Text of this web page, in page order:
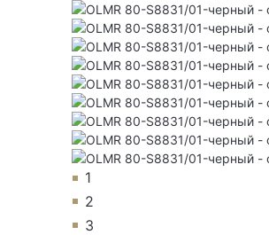
1
2
3